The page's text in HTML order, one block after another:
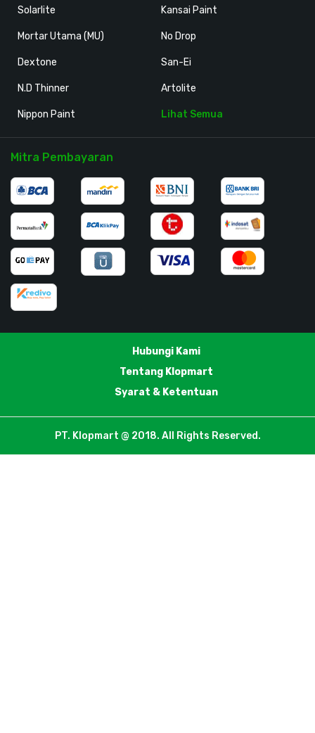
Solarlite
Mortar Utama (MU)
Dextone
N.D Thinner
Nippon Paint
Kansai Paint
No Drop
San-Ei
Artolite
Lihat Semua
Mitra Pembayaran
Hubungi Kami
Tentang Klopmart
Syarat & Ketentuan
PT. Klopmart @ 2018. All Rights Reserved.